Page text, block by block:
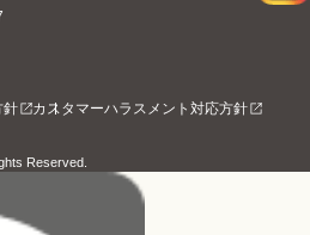
針 カスタマーハラスメント対応方針
Reserved.